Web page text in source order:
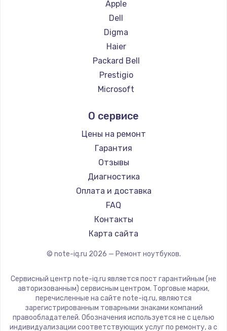
Ремонт ноутбуков Hasee
Ремонт ноутбуков ZTE
Ремонт ноутбуков Hiper
Ремонт ноутбуков Evga
Ремонт ноутбуков Google
Ремонт ноутбуков Echips
Ремонт ноутбуков Predator
Ремонт ноутбуков iru
Ремонт ноутбуков Machenike
Ремонт ноутбуков DEXP
Ремонт ноутбуков Teclast
Ремонт ноутбуков CHUWI
Ремонт ноутбуков Colorful
Apple
Dell
Digma
Haier
Packard Bell
Prestigio
Microsoft
Aquarius
Gigabyte
Aorus
Maibenben
Getac
Epson
Philips
LG
Panasonic
ZTE
Hiper
Evga
О сервисе
Цены на ремонт
Гарантия
Отзывы
Диагностика
Оплата и доставка
FAQ
Контакты
Карта сайта
© note-iq.ru 2026 — Ремонт ноутбуков.
Сервисный центр note-iq.ru является пост гарантийным (не
авторизованным) сервисным центром. Торговые марки,
перечисленные на сайте note-iq.ru, являются
зарегистрированным товарными знаками компаний
правообладателей. Обозначения используется не с целью
индивидуализации соответствующих услуг по ремонту, а с